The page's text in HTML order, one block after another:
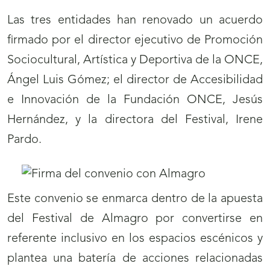
Las tres entidades han renovado un acuerdo
firmado por el director ejecutivo de Promoción
Sociocultural, Artística y Deportiva de la ONCE,
Ángel Luis Gómez; el director de Accesibilidad
e Innovación de la Fundación ONCE, Jesús
Hernández, y la directora del Festival, Irene
Pardo.
Este convenio se enmarca dentro de la apuesta
del Festival de Almagro por convertirse en
referente inclusivo en los espacios escénicos y
plantea una batería de acciones relacionadas